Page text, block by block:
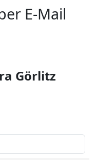
E-Mail
Görlitz